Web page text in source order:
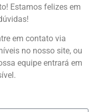
Estamos felizes em
em contato via
no nosso site, ou
equipe entrará em